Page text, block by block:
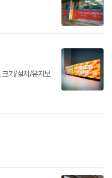
크기/설치/유지보